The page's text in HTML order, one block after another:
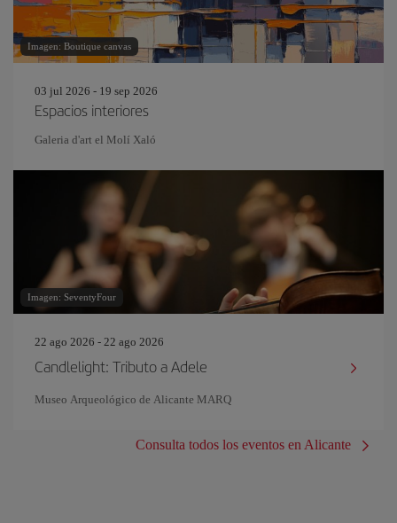
Imagen: Boutique canvas
03 jul 2026 - 19 sep 2026
Espacios interiores
Galeria d'art el Molí Xaló
Imagen: SeventyFour
22 ago 2026 - 22 ago 2026
Candlelight: Tributo a Adele
Museo Arqueológico de Alicante MARQ
Consulta todos los eventos en Alicante